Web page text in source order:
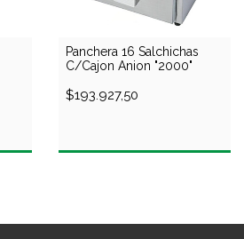
Panchera 16 Salchichas
C/Cajon Anion "2000"
$193.927,50